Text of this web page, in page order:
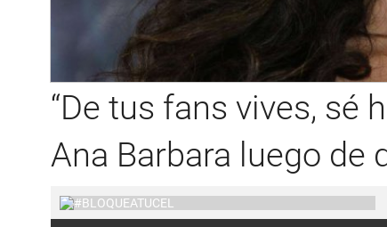
“De tus fans vives, sé
Ana Barbara luego de